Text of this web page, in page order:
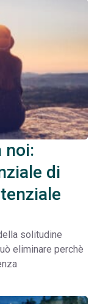
noi:
di
solitudine
eliminare perchè